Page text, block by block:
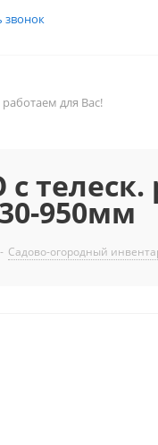
звонок
для Вас!
с
950мм
- Садово-огородный